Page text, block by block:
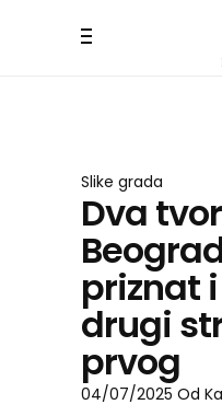
Slike grada
Dva
priznat
drugi
prvog
04/07/2025 Od